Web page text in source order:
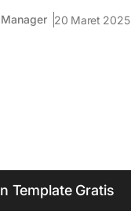
20 Maret 2025
Template Gratis